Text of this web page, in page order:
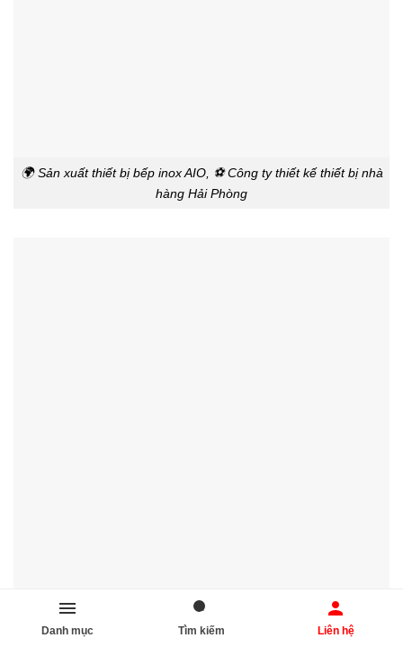
🌍 Sản xuất thiết bị bếp inox AIO, ⚽ Công ty thiết kế thiết bị nhà
hàng Hải Phòng
🎬 Tư vấn lắp ráp thiêt bị nhà bếp AIO, ❤️ Cơ sở làm thiết kế lắp
Danh mục Tìm kiếm Liên hệ